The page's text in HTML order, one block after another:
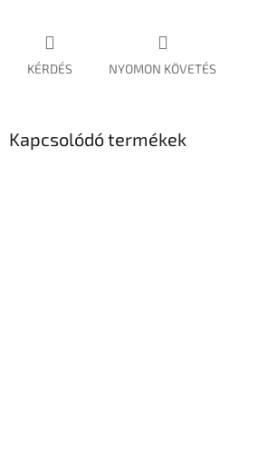
KÉRDÉS NYOMON KÖVETÉS
Kapcsolódó termékek